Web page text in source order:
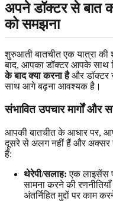
अपने डॉक्टर से बात
को समझना
शुरुआती बातचीत एक यात्रा
बाद, आपका डॉक्टर आपके साथ
के बाद क्या करना हैऔर डॉक्टर
साथ आगे बढ़ना आवश्यक है।
संभावित उपचार मार्गों और
आपकी बातचीत के आधार पर,
दूसरे से अलग नहीं हैं और अक्सर
हैं:
थेरेपी/सलाह: एक लाइसेंस
सामना करने की
अंतर्निहित मुद्दों पर काम